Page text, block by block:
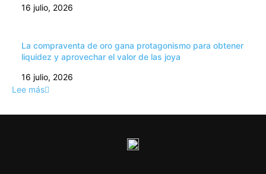
16 julio, 2026
La compraventa de oro gana protagonismo para obtener
liquidez y aprovechar el valor de las joya
16 julio, 2026
Lee más